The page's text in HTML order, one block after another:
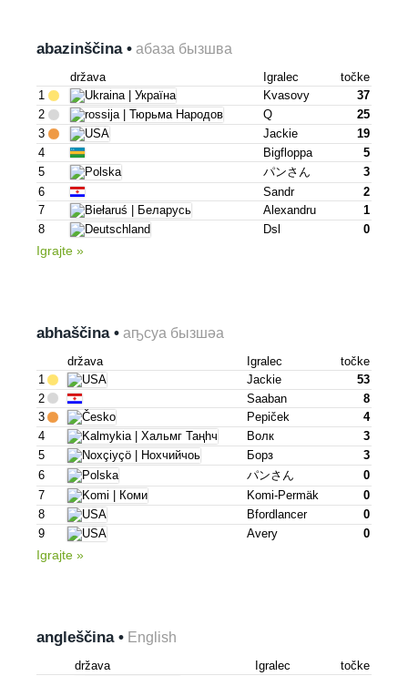
abazinščina • абаза бызшва
država Igralec
točke
1
Kvasovy
37
2
Q
25
3
Jackie
19
4
Bigfloppa
5
5
パンさん
3
6
Sandr
2
7
Alexandru
1
8
Dsl 0
Igrajte »
abhaščina • аҧсуа бызшәа
država Igralec
točke
1
Jackie
53
2
Saaban
8
3
Pepiček
4
4
Волк
3
5
Борз
3
6
パンさん
0
7
Komi-Permäk
0
8
Bfordlancer
0
9
Avery 0
Igrajte »
angleščina • English
država Igralec
točke